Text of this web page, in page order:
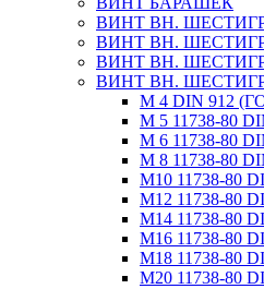
ВИНТ ВН.
ВИНТ ВН.
ВИНТ ВН.
ВИНТ ВН.
М 4 DIN 912
М 5 11738-80
М 6 11738-80
М 8 11738-80
М10 11738-80
М12 11738-80
М14 11738-80
М16 11738-80
М18 11738-80
М20 11738-80